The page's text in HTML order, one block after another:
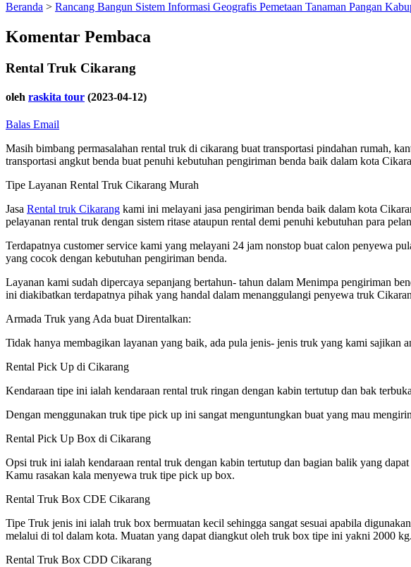
Beranda > Rancang Bangun Sistem Informasi Geografis Pemetaan Tanaman Pangan
Komentar Pembaca
Rental Truk Cikarang
oleh raskita tour (2023-04-12)
Balas Email
Masih bimbang permasalahan rental truk di cikarang buat transportasi pindahan rumah,
transportasi angkut benda buat penuhi kebutuhan pengiriman benda baik dalam kota
Tipe Layanan Rental Truk Cikarang Murah
Jasa Rental truk Cikarang kami ini melayani jasa pengiriman benda baik dalam kota
pelayanan rental truk dengan sistem ritase ataupun rental demi penuhi kebutuhan para
Terdapatnya customer service kami yang melayani 24 jam nonstop buat calon penyewa
yang cocok dengan kebutuhan pengiriman benda.
Layanan kami sudah dipercaya sepanjang bertahun- tahun dalam Menimpa pengiriman
ini diakibatkan terdapatnya pihak yang handal dalam menanggulangi penyewa truk
Armada Truk yang Ada buat Direntalkan:
Tidak hanya membagikan layanan yang baik, ada pula jenis- jenis truk yang kami sajikan
Rental Pick Up di Cikarang
Kendaraan tipe ini ialah kendaraan rental truk ringan dengan kabin tertutup dan bak
Dengan menggunakan truk tipe pick up ini sangat menguntungkan buat yang mau
Rental Pick Up Box di Cikarang
Opsi truk ini ialah kendaraan rental truk dengan kabin tertutup dan bagian balik yang
Kamu rasakan kala menyewa truk tipe pick up box.
Rental Truk Box CDE Cikarang
Tipe Truk jenis ini ialah truk box bermuatan kecil sehingga sangat sesuai apabila
melalui di tol dalam kota. Muatan yang dapat diangkut oleh truk box tipe ini yakni 2000 kg.
Rental Truk Box CDD Cikarang